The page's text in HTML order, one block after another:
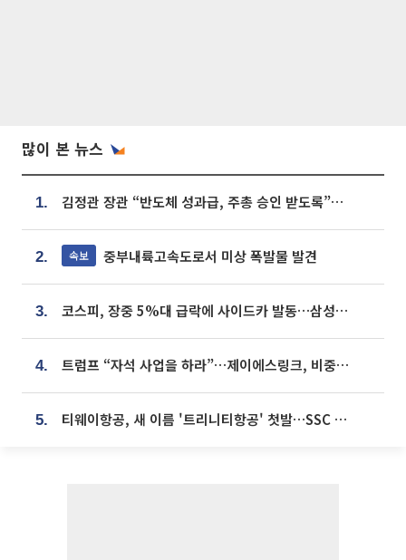
많이 본 뉴스
1. 김정관 장관 “반도체 성과급, 주총 승인 받도록”…상법·자본시장법 개정 시사
2. 속보 중부내륙고속도로서 미상 폭발물 발견
3. 코스피, 장중 5%대 급락에 사이드카 발동…삼성·SK 동반 폭락
4. 트럼프 “자석 사업을 하라”…제이에스링크, 비중국 영구자석 공급망 구축 속도
5. 티웨이항공, 새 이름 '트리니티항공' 첫발…SSC 전략 본격화